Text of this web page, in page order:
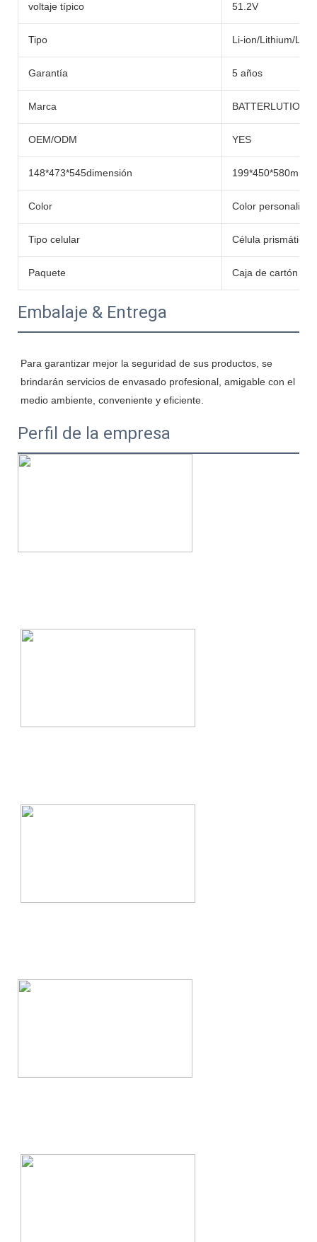
voltaje típico 51.2V
Tipo Li-ion/Lithium/
Garantía 5 años
Marca BATTERLUTION
OEM/ODM YES
148*473*545dimensión 199*450*580mm
Color Color
Tipo celular Célula prismática
Paquete Caja de cartón
Embalaje & Entrega
Para garantizar mejor la seguridad de sus productos, se
brindarán servicios de envasado profesional, amigable con el
Perfil de la empresa